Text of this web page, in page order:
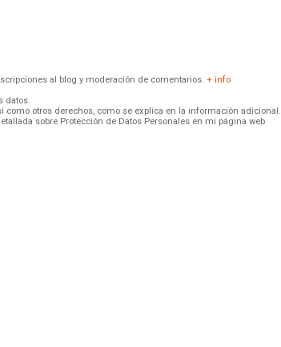
al blog y moderación de comentarios. + info
datos.
como otros derechos, como se explica en la información adicional.
sobre Protección de Datos Personales en mi página web